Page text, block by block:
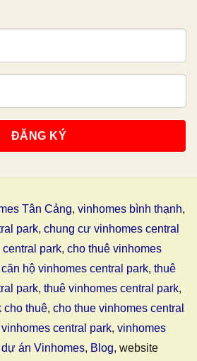
Tân Cảng, vinhomes bình thạnh,
park, chung cư vinhomes central
park, cho thuê vinhomes
hộ vinhomes central park, thuê
park, thuê vinhomes central park,
cho thuê, cho thue vinhomes central
central park, vinhomes
dự án Vinhomes, Blog, website